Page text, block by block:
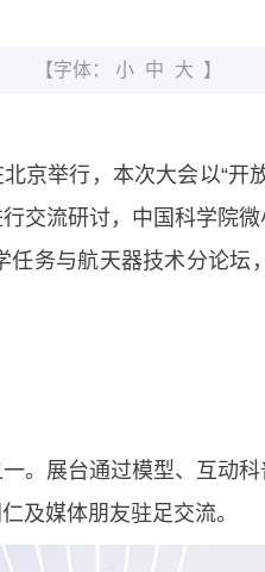
【字体： 小 中 大 】
京举行，本次大会以“
交流研讨，中国科学院
务与航天器技术分论
。展台通过模型、互动
及媒体朋友驻足交流。